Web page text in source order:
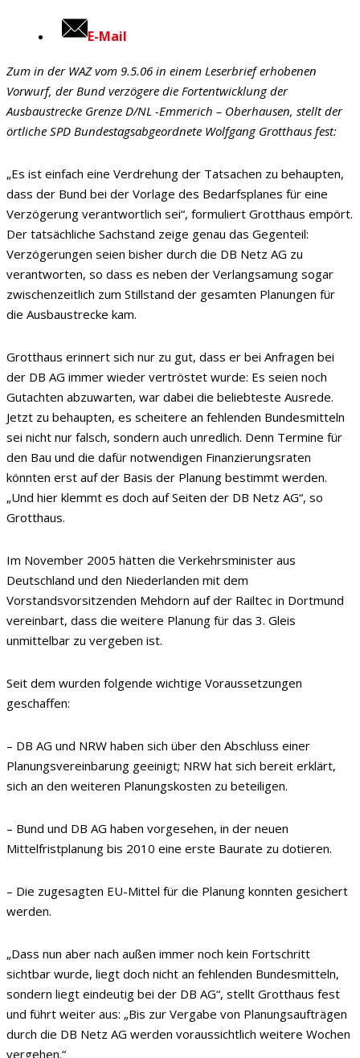
E-Mail
Zum in der WAZ vom 9.5.06 in einem Leserbrief erhobenen
Vorwurf, der Bund verzögere die Fortentwicklung der
Ausbaustrecke Grenze D/NL -Emmerich – Oberhausen, stellt der
örtliche SPD Bundestagsabgeordnete Wolfgang Grotthaus fest:
„Es ist einfach eine Verdrehung der Tatsachen zu behaupten,
dass der Bund bei der Vorlage des Bedarfsplanes für eine
Verzögerung verantwortlich sei“, formuliert Grotthaus empört.
Der tatsächliche Sachstand zeige genau das Gegenteil:
Verzögerungen seien bisher durch die DB Netz AG zu
verantworten, so dass es neben der Verlangsamung sogar
zwischenzeitlich zum Stillstand der gesamten Planungen für
die Ausbaustrecke kam.
Grotthaus erinnert sich nur zu gut, dass er bei Anfragen bei
der DB AG immer wieder vertröstet wurde: Es seien noch
Gutachten abzuwarten, war dabei die beliebteste Ausrede.
Jetzt zu behaupten, es scheitere an fehlenden Bundesmitteln
sei nicht nur falsch, sondern auch unredlich. Denn Termine für
den Bau und die dafür notwendigen Finanzierungsraten
könnten erst auf der Basis der Planung bestimmt werden.
„Und hier klemmt es doch auf Seiten der DB Netz AG“, so
Grotthaus.
Im November 2005 hätten die Verkehrsminister aus
Deutschland und den Niederlanden mit dem
Vorstandsvorsitzenden Mehdorn auf der Railtec in Dortmund
vereinbart, dass die weitere Planung für das 3. Gleis
unmittelbar zu vergeben ist.
Seit dem wurden folgende wichtige Voraussetzungen
geschaffen:
– DB AG und NRW haben sich über den Abschluss einer
Planungsvereinbarung geeinigt; NRW hat sich bereit erklärt,
sich an den weiteren Planungskosten zu beteiligen.
– Bund und DB AG haben vorgesehen, in der neuen
Mittelfristplanung bis 2010 eine erste Baurate zu dotieren.
– Die zugesagten EU-Mittel für die Planung konnten gesichert
werden.
„Dass nun aber nach außen immer noch kein Fortschritt
sichtbar wurde, liegt doch nicht an fehlenden Bundesmitteln,
sondern liegt eindeutig bei der DB AG“, stellt Grotthaus fest
und führt weiter aus: „Bis zur Vergabe von Planungsaufträgen
durch die DB Netz AG werden voraussichtlich weitere Wochen
vergehen.“